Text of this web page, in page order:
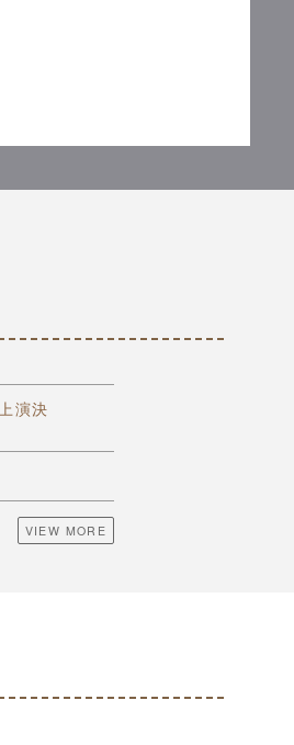
演決
VIEW MORE